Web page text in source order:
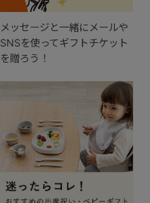
メッセージと一緒にメールや
SNSを使ってギフトチケット
を贈ろう！